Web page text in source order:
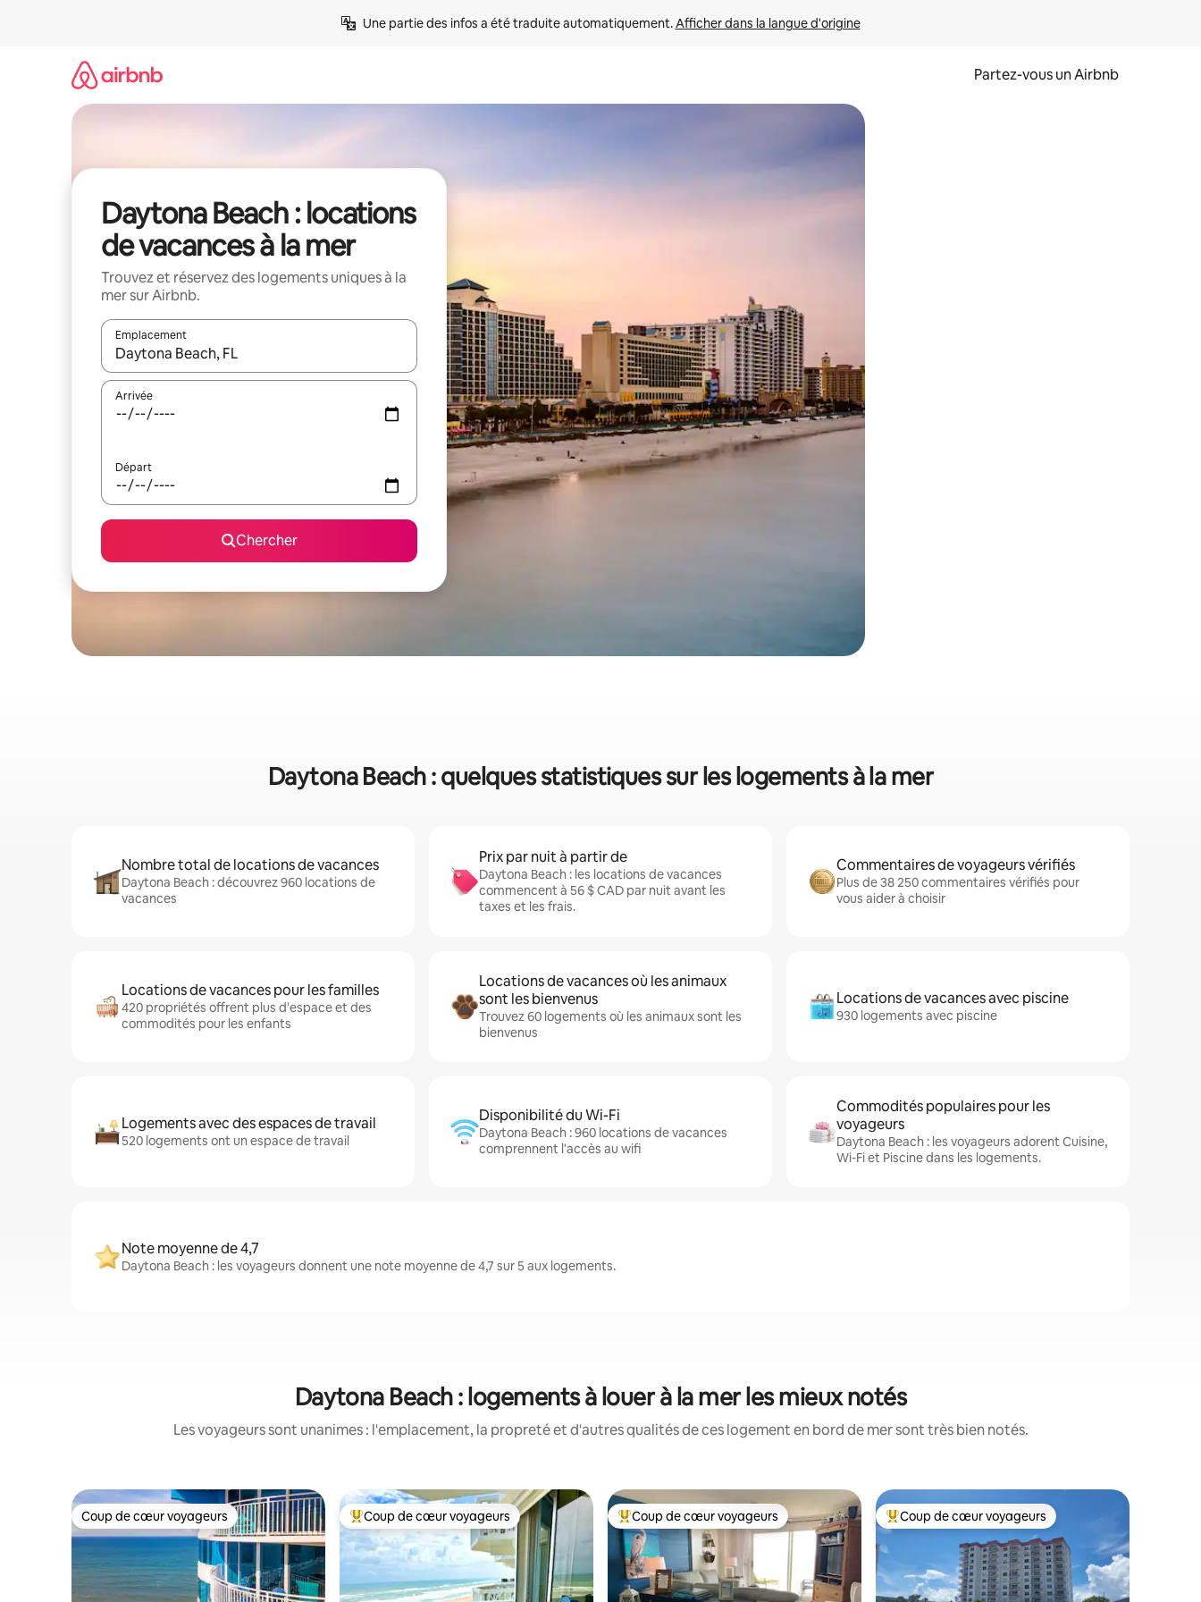
Une partie des infos a été traduite automatiquement. Afficher dans la langue d'origine
Partez-vous un Airbnb
Daytona Beach : locations
de vacances à la mer
Trouvez et réservez des logements uniques à la
mer sur Airbnb.
Emplacement
Quand les résultats sont affichés, parcourez-les en utilisant les flèches vers le haut et vers le bas, ou en appuyant dessus et en les faisant glisser.
Arrivée
Départ
Chercher
Daytona Beach : quelques statistiques sur les logements à la mer
Nombre total de locations de vacances
Daytona Beach : découvrez 960 locations de
vacances
Prix par nuit à partir de
Daytona Beach : les locations de vacances
commencent à 56 $ CAD par nuit avant les
taxes et les frais.
Commentaires de voyageurs vérifiés
Plus de 38 250 commentaires vérifiés pour
vous aider à choisir
Locations de vacances pour les familles
420 propriétés offrent plus d'espace et des
commodités pour les enfants
Locations de vacances où les animaux
sont les bienvenus
Trouvez 60 logements où les animaux sont les
bienvenus
Locations de vacances avec piscine
930 logements avec piscine
Logements avec des espaces de travail
520 logements ont un espace de travail
Disponibilité du Wi-Fi
Daytona Beach : 960 locations de vacances
comprennent l'accès au wifi
Commodités populaires pour les
voyageurs
Daytona Beach : les voyageurs adorent Cuisine,
Wi-Fi et Piscine dans les logements.
Note moyenne de 4,7
Daytona Beach : les voyageurs donnent une note moyenne de 4,7 sur 5 aux logements.
Daytona Beach : logements à louer à la mer les mieux notés
Les voyageurs sont unanimes : l'emplacement, la propreté et d'autres qualités de ces logement en bord de mer sont très bien notés.
Coup de cœur voyageurs
Coup de cœur voyageurs Coup de cœur voyageurs parmi les plus aimés
Coup de cœur voyageurs Coup de cœur voyageurs parmi les plus aimés
Coup de cœur voyageurs Coup de cœur voyageurs parmi les plus aimés
Coup de cœur voyageurs